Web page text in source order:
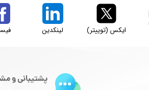
ایکس (توییتر) لینکدین
پشتیبانی و